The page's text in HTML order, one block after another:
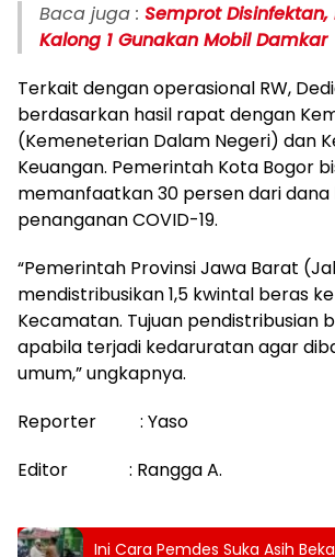
Baca juga : Semprot Disinfektan,
Kalong 1 Gunakan Mobil Damkar
Terkait dengan operasional RW,
berdasarkan hasil rapat dengan
(Kemeneterian Dalam Negeri) dan
Keuangan. Pemerintah Kota Bogor
memanfaatkan 30 persen dari
penanganan COVID-19.
“Pemerintah Provinsi Jawa Barat
mendistribusikan 1,5 kwintal beras
Kecamatan. Tujuan pendistribusian
apabila terjadi kedaruratan agar
umum,” ungkapnya.
Reporter : Yaso
Editor : Rangga A.
Ini Cara Pemdes Suka Asih